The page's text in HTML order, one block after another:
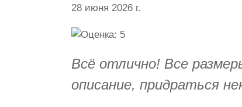
28 июня 2026 г.
Всё отлично! Все
описание, придраться